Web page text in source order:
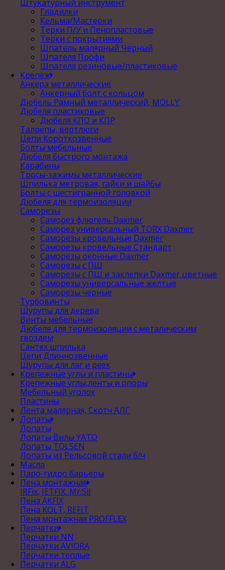
Штукатурный инструмент
Гладилки
Кельма/Мастерки
Терки П/У и Пенопластовые
Терки с покрытиями
Шпатель малярный Черный
Шпателя Профи
Шпателя резиновые/пластиковые
Крепеж
Анкера металлические
Анкерный болт с кольцом
Дюбель Рамный металлический, MOLLY
Дюбеля пластиковые
Дюбеля КПО и КПР
Талрепы, вертлюги
Цепи Короткозвенные
Болты мебельные
Дюбеля быстрого монтажа
Карабины
Тросы-зажимы металлические
Шпилька метровая, гайки и шайбы
Болты с шестигранной головкой
Дюбеля для термоизоляции
Саморезы
Саморез флюгель Daxmer
Саморез универсальный TORX Daxmer
Саморезы кровельные Daxmer
Саморезы кровельные Стандарт
Саморезы оконные Daxmer
Саморезы с ПШ
Саморезы с ПШ и заклепки Daxmer цветные
Саморезы универсальные желтые
Саморезы черные
Турбовинты
Шурупы для дерева
Винты мебельные
Дюбеля для термоизоляции с металическим
гвоздем
Сантех шпилька
Цепи Длиннозвенные
Шурупы для лаг и реек
Крепежные углы и пластины
Крепежные углы,ленты и опоры
Мебельный уголок
Пластины
Лента малярная, Скотч АЛГ
Лопаты
Лопаты
Лопаты Вилы YATO
Лопаты TOLSEN
Лопаты из Рельсовой стали б/ч
Масла
Паро-гидро барьеры
Пена монтажная
IRFix, JETFIX, Mr.Sil
Пена AKFIX
Пена KOLT, REFIT
Пена монтажная PROFFLEX
Перчатки
Перчатки NN
Перчатки AVIORA
Перчатки теплые
Перчатки ALG